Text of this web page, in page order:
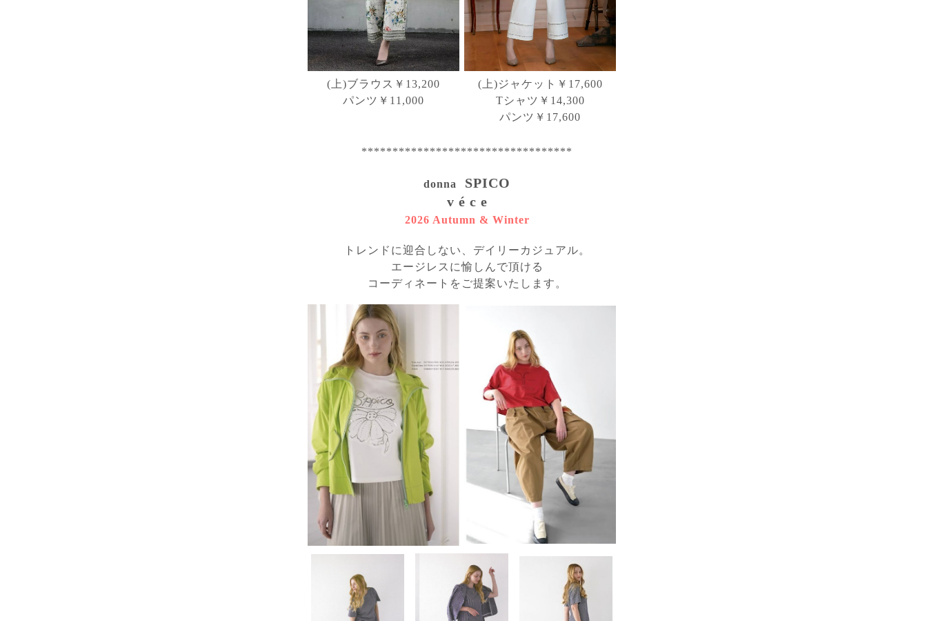
(上)ブラウス￥13,200
パンツ￥11,000
(上)ジャケット￥17,600
Tシャツ￥14,300
パンツ￥17,600
**********************************
donna
SPICO
v é c e
2026 Autumn & Winter
トレンドに迎合しない、デイリーカジュアル。
エージレスに愉しんで頂ける
コーディネートをご提案いたします。